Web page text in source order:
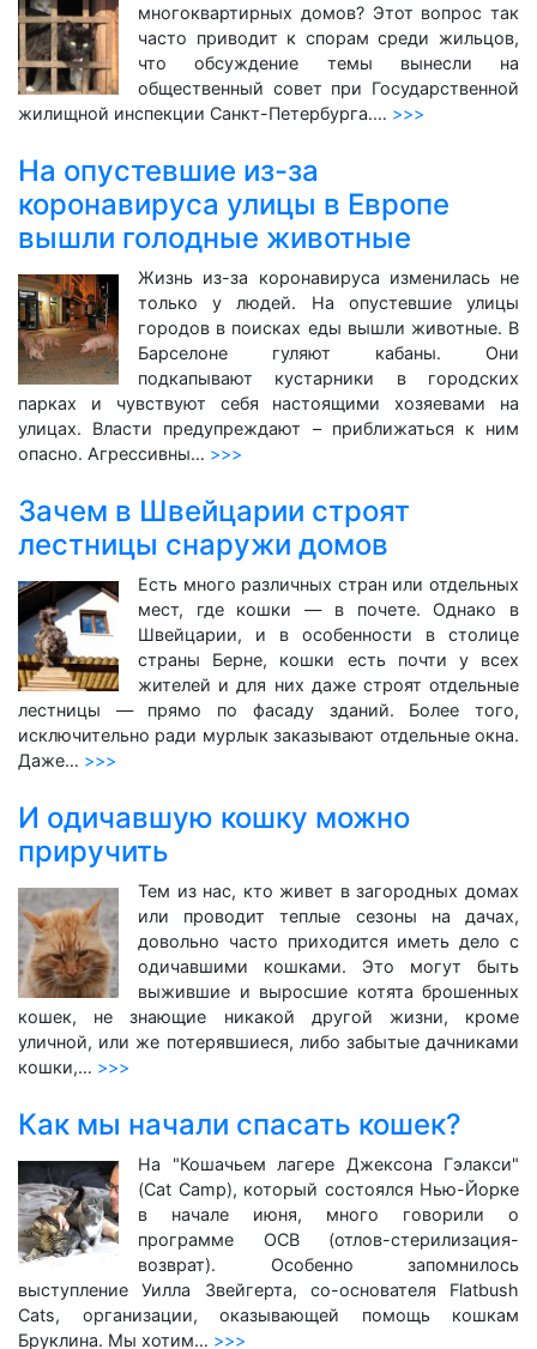
многоквартирных домов? Этот вопрос так
часто приводит к спорам среди жильцов,
что обсуждение темы вынесли на
общественный совет при Государственной
жилищной инспекции Санкт-Петербурга.… >>>
На опустевшие из-за
коронавируса улицы в Европе
вышли голодные животные
Жизнь из-за коронавируса изменилась не
только у людей. На опустевшие улицы
городов в поисках еды вышли животные. В
Барселоне гуляют кабаны. Они
подкапывают кустарники в городских
парках и чувствуют себя настоящими хозяевами на
улицах. Власти предупреждают – приближаться к ним
опасно. Агрессивны… >>>
Зачем в Швейцарии строят
лестницы снаружи домов
Есть много различных стран или отдельных
мест, где кошки — в почете. Однако в
Швейцарии, и в особенности в столице
страны Берне, кошки есть почти у всех
жителей и для них даже строят отдельные
лестницы — прямо по фасаду зданий. Более того,
исключительно ради мурлык заказывают отдельные окна.
Даже… >>>
И одичавшую кошку можно
приручить
Тем из нас, кто живет в загородных домах
или проводит теплые сезоны на дачах,
довольно часто приходится иметь дело с
одичавшими кошками. Это могут быть
выжившие и выросшие котята брошенных
кошек, не знающие никакой другой жизни, кроме
уличной, или же потерявшиеся, либо забытые дачниками
кошки,… >>>
Как мы начали спасать кошек?
На "Кошачьем лагере Джексона Гэлакси"
(Cat Camp), который состоялся Нью-Йорке
в начале июня, много говорили о
программе ОСВ (отлов-стерилизация-
возврат). Особенно запомнилось
выступление Уилла Звейгерта, со-основателя Flatbush
Cats, организации, оказывающей помощь кошкам
Бруклина. Мы хотим… >>>